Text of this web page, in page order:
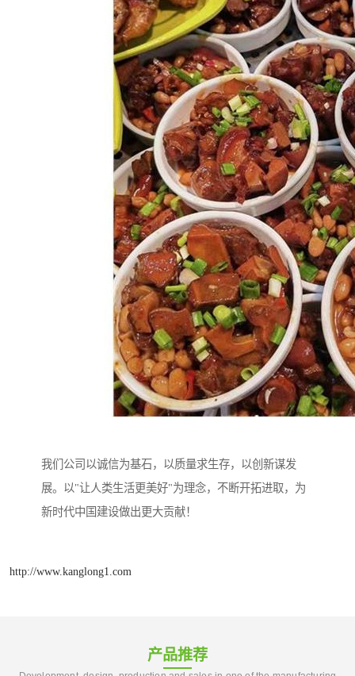
我们公司以诚信为基石，以质量求生存，以创新谋发
展。以"让人类生活更美好"为理念，不断开拓进取，为
新时代中国建设做出更大贡献！
http://www.kanglong1.com
产品推荐